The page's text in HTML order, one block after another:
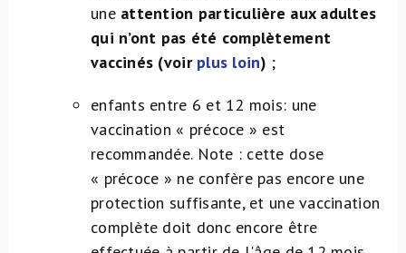
une attention particulière aux adultes
qui n’ont pas été complètement
vaccinés (voir plus loin) ;
enfants entre 6 et 12 mois: une
vaccination « précoce » est
recommandée. Note : cette dose
« précoce » ne confère pas encore une
protection suffisante, et une vaccination
complète doit donc encore être